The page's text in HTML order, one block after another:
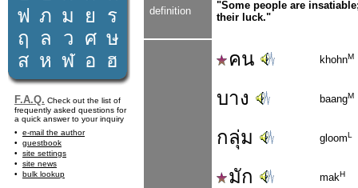
ฟ ภ ม ย
ร
ฤ
ล ว ศ ษ
ส ห ฬ อ ฮ
F.A.Q. Check out the list of
frequently asked questions for
a quick answer to your inquiry
e-mail the author
guestbook
site settings
site news
bulk lookup
definition
"Some people are
their luck."
คน khohnM
บาง baangM
กลุ่ม gloomL
มัก makH